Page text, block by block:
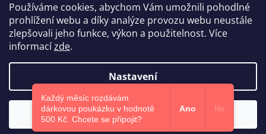
Používáme cookies, abychom Vám umožnili pohodlné
prohlížení webu a díky analýze provozu webu neustále
zlepšovali jeho funkce, výkon a použitelnost. Více
informacízde.
Nastavení
Souhlasím
Katka Hromasová Foto
Vytvořil Shoptet
Copyright 2026Euphoris.cz. Všechna práva vyhrazena.
Každý měsíc rozdávám
dárkovou poukázku v hodnotě
500 Kč.​ Chcete se připojit?
Ano Ne